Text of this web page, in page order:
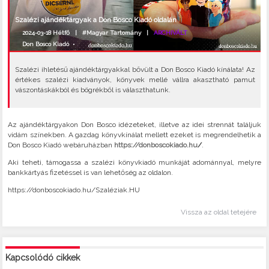
Szalézi ajándéktárgyak a Don Bosco Kiadó oldalán
2024-03-18 Hétfő |#Magyar Tartomány|ARCHIVÁLT
Don Bosco Kiadó•
Szalézi ihletésű ajándéktárgyakkal bővült a Don Bosco Kiadó kínálata! Az
értékes szalézi kiadványok, könyvek mellé vállra akasztható pamut
vászontáskákból és bögrékből is választhatunk.
Az ajándéktárgyakon Don Bosco idézeteket, illetve az idei strennát találjuk
vidám színekben. A gazdag könyvkínálat mellett ezeket is megrendelhetik a
Don Bosco Kiadó webáruházban https://donboscokiado.hu/.
Aki teheti, támogassa a szalézi könyvkiadó munkáját adománnyal, melyre
bankkártyás fizetéssel is van lehetőség az oldalon.
https://donboscokiado.hu/Szaléziak.HU
Vissza az oldal tetejére
Kapcsolódó cikkek